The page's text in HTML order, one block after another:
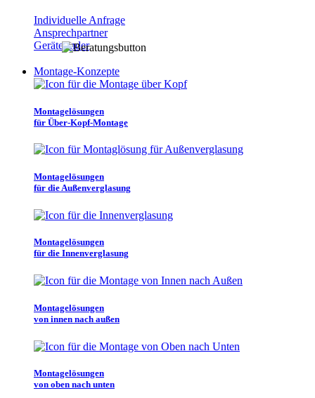
Individuelle Anfrage
Ansprechpartner
Gerätefinder
Montage-Konzepte
Montagelösungen
für Über-Kopf-Montage
Montagelösungen
für die Außenverglasung
Montagelösungen
für die Innenverglasung
Montagelösungen
von innen nach außen
Montagelösungen
von oben nach unten